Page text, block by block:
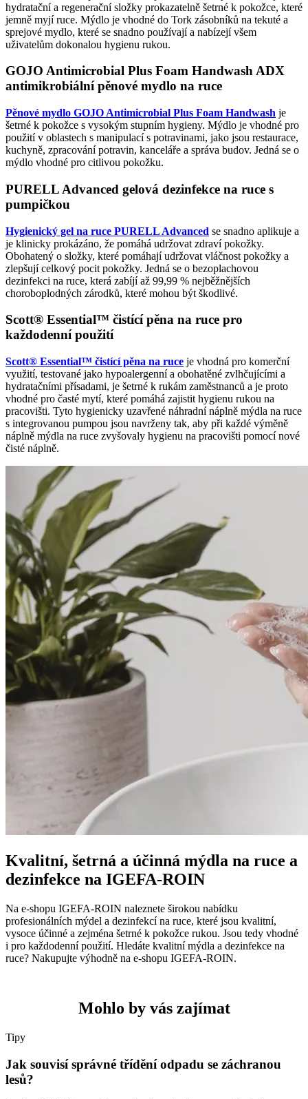
hydratační a regenerační složky prokazatelně šetrné k pokožce, které
jemně myjí ruce. Mýdlo je vhodné do Tork zásobníků na tekuté a
sprejové mydlo, které se snadno používají a nabízejí všem
uživatelům dokonalou hygienu rukou.
GOJO Antimicrobial Plus Foam Handwash ADX
antimikrobiální pěnové mydlo na ruce
Pěnové mydlo GOJO Antimicrobial Plus Foam Handwash je
šetrné k pokožce s vysokým stupním hygieny. Mýdlo je vhodné pro
použití v oblastech s manipulací s potravinami, jako jsou restaurace,
kuchyně, zpracování potravin, kanceláře a správa budov. Jedná se o
mýdlo vhodné pro citlivou pokožku.
PURELL Advanced gelová dezinfekce na ruce s
pumpičkou
Hygienický gel na ruce PURELL Advanced se snadno aplikuje a
je klinicky prokázáno, že pomáhá udržovat zdraví pokožky.
Obohatený o složky, které pomáhají udržovat vláčnost pokožky a
zlepšují celkový pocit pokožky. Jedná se o bezoplachovou
dezinfekci na ruce, která zabíjí až 99,99 % nejběžnějších
choroboplodných zárodků, které mohou být škodlivé.
Scott® Essential™ čistící pěna na ruce pro
každodenní použití
Scott® Essential™ čistící pěna na ruce je vhodná pro komerční
využití, testované jako hypoalergenní a obohatěné zvlhčujícími a
hydratačními přísadami, je šetrné k rukám zaměstnanců a je proto
vhodné pro časté mytí, které pomáhá zajistit hygienu rukou na
pracovišti. Tyto hygienicky uzavřené náhradní náplně mýdla na ruce
s integrovanou pumpou jsou navrženy tak, aby při každé výměně
náplně mýdla na ruce zvyšovaly hygienu na pracovišti pomocí nové
čisté náplně.
Kvalitní, šetrná a účinná mýdla na ruce a
dezinfekce na IGEFA-ROIN
Na e-shopu IGEFA-ROIN naleznete širokou nabídku
profesionálních mýdel a dezinfekcí na ruce, které jsou kvalitní,
vysoce účinné a zejména šetrné k pokožce rukou. Jsou tedy vhodné
i pro každodenní použití. Hledáte kvalitní mýdla a dezinfekce na
ruce? Nakupujte výhodně na e-shopu IGEFA-ROIN.
Mohlo by vás zajímat
Tipy
Jak souvisí správné třídění odpadu se záchranou
lesů?